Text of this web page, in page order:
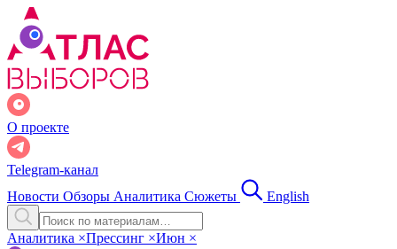
О проекте
Telegram-канал
Новости Обзоры Аналитика Сюжеты English
Аналитика ×Прессинг ×Июн ×